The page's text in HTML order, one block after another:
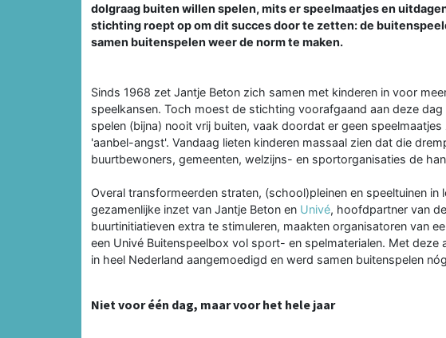
dolgraag buiten willen spelen, mits er speelmaatjes en
stichting roept op om dit succes door te zetten: de
samen buitenspelen weer de norm te maken.
Sinds 1968 zet Jantje Beton zich samen met kinderen in voor
speelkansen. Toch moest de stichting voorafgaand aan deze
spelen (bijna) nooit vrij buiten, vaak doordat er geen
'aanbel-angst'. Vandaag lieten kinderen massaal zien dat die
buurtbewoners, gemeenten, welzijns- en sportorganisaties de
Overal transformeerden straten, (school)pleinen en speeltuinen in
gezamenlijke inzet van Jantje Beton en Univé, hoofdpartner van
buurtinitiatieven extra te stimuleren, maakten organisatoren van
een Univé Buitenspeelbox vol sport- en spelmaterialen. Met deze
in heel Nederland aangemoedigd en werd samen buitenspelen
Niet voor één dag, maar voor het hele jaar